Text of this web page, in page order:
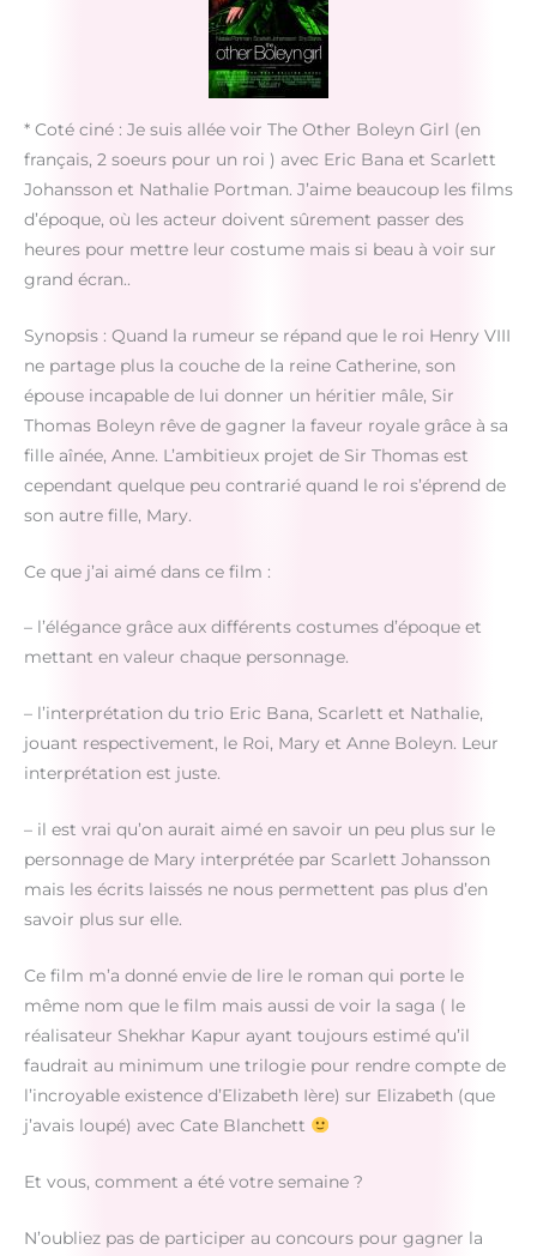
* Coté ciné : Je suis allée voir The Other Boleyn Girl (en
français, 2 soeurs pour un roi ) avec Eric Bana et Scarlett
Johansson et Nathalie Portman. J’aime beaucoup les films
d’époque, où les acteur doivent sûrement passer des
heures pour mettre leur costume mais si beau à voir sur
grand écran..
Synopsis : Quand la rumeur se répand que le roi Henry VIII
ne partage plus la couche de la reine Catherine, son
épouse incapable de lui donner un héritier mâle, Sir
Thomas Boleyn rêve de gagner la faveur royale grâce à sa
fille aînée, Anne. L’ambitieux projet de Sir Thomas est
cependant quelque peu contrarié quand le roi s’éprend de
son autre fille, Mary.
Ce que j’ai aimé dans ce film :
– l’élégance grâce aux différents costumes d’époque et
mettant en valeur chaque personnage.
– l’interprétation du trio Eric Bana, Scarlett et Nathalie,
jouant respectivement, le Roi, Mary et Anne Boleyn. Leur
interprétation est juste.
– il est vrai qu’on aurait aimé en savoir un peu plus sur le
personnage de Mary interprétée par Scarlett Johansson
mais les écrits laissés ne nous permettent pas plus d’en
savoir plus sur elle.
Ce film m’a donné envie de lire le roman qui porte le
même nom que le film mais aussi de voir la saga ( le
réalisateur Shekhar Kapur ayant toujours estimé qu’il
faudrait au minimum une trilogie pour rendre compte de
l’incroyable existence d’Elizabeth Ière) sur Elizabeth (que
j’avais loupé) avec Cate Blanchett
Et vous, comment a été votre semaine ?
N’oubliez pas de participer au concours pour gagner la